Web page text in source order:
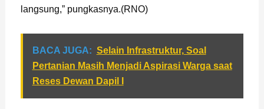
langsung,” pungkasnya.(RNO)
BACA JUGA: Selain Infrastruktur, Soal
Pertanian Masih Menjadi Aspirasi Warga saat
Reses Dewan Dapil I